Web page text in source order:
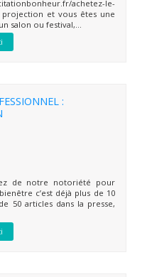
achetez-le-
et vous êtes une
salon ou festival,...
:
de notre notoriété pour
c’est déjà plus de 10
50 articles dans la presse,